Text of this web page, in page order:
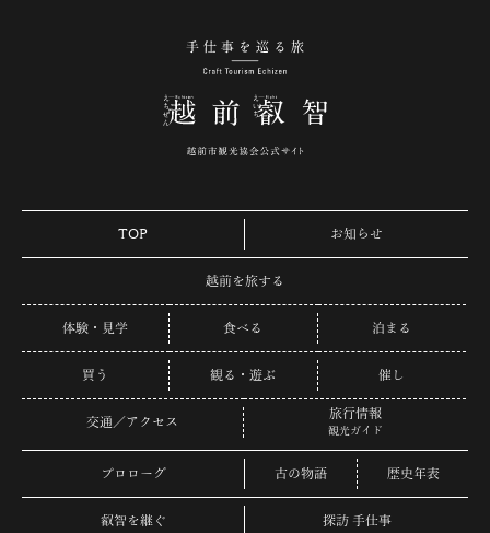
TOP お知らせ
越前を旅する
体験・見学 食べる 泊まる
買う 観る・遊ぶ 催し
交通／アクセス
旅行情報
観光ガイド
プロローグ 古の物語 歴史年表
叡智を継ぐ 探訪 手仕事